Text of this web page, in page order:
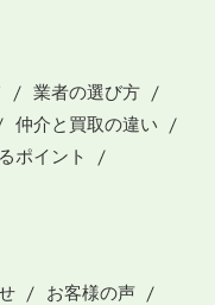
業者の選び方
仲介と買取の違い
ポイント
お客様の声